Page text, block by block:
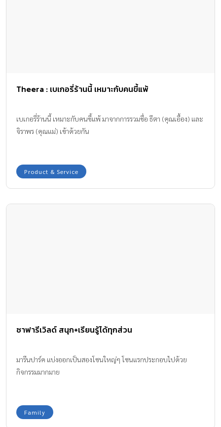
Theera : เบเกอรี่ร้านนี้ เหมาะกับคนขี้แพ้
เบเกอรี่ร้านนี้ เหมาะกับคนขี้แพ้ มาจากการรวมชื่อ ธีตา (คุณเอื้อง) และ
จิราพร (คุณแม่) เข้าด้วยกัน
Product & Service
ซาฟารีเวิลด์ สนุก+เรียนรู้ได้ทุกส่วน
มารีนปาร์ค แบ่งออกเป็นสองโซนใหญ่ๆ โซนแรกประกอบไปด้วย
กิจกรรมมากมาย
Family